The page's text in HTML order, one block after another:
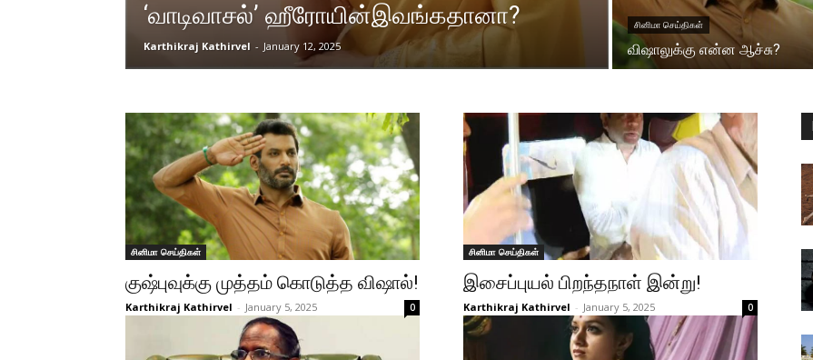
‘வாடிவாசல்’ ஹீரோயின்இவங்கதானா?
Karthikraj Kathirvel - January 12, 2025
சினிமா செய்திகள்
விஷாலுக்கு என்ன ஆச்சு?
சினிமா செய்திகள்
குஷ்புவுக்கு முத்தம் கொடுத்த விஷால்!
Karthikraj Kathirvel - January 5, 2025 0
சினிமா செய்திகள்
இசைப்புயல் பிறந்தநாள் இன்று!
Karthikraj Kathirvel - January 5, 2025 0